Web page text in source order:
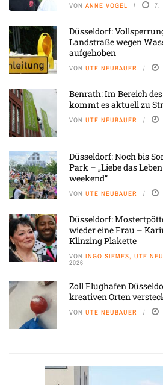
VON ANNE VOGEL 7.
Düsseldorf:
Landstraße wegen
aufgehoben
VON UTE NEUBAUER
Benrath: Im Bereich
kommt es aktuell zu
VON UTE NEUBAUER
Düsseldorf: Noch bis
Park – „Liebe das
weekend“
VON UTE NEUBAUER
Düsseldorf:
wieder eine Frau –
Klinzing Plakette
VON INGO SIEMES, UTE
2026
Zoll Flughafen
kreativen Orten
VON UTE NEUBAUER